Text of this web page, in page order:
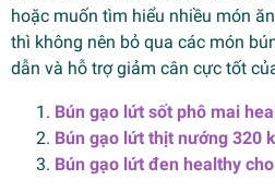
hoặc muốn tìm hiểu nhiều món
thì không nên bỏ qua các món
dẫn và hỗ trợ giảm cân cực tốt
Bún gạo lứt sốt phô mai
Bún gạo lứt thịt nướng 320
Bún gạo lứt đen healthy